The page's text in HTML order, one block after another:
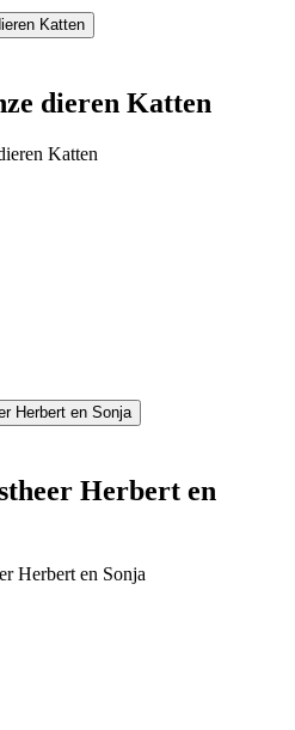
dieren Katten
Herbert en